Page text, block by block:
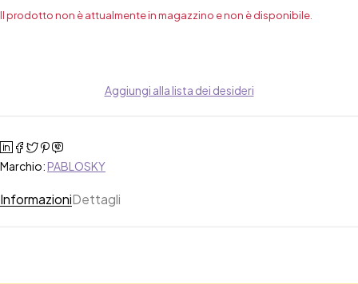
Il prodotto non è attualmente in magazzino e non è disponibile.
Aggiungi alla lista dei desideri
Marchio: PABLOSKY
InformazioniDettagli